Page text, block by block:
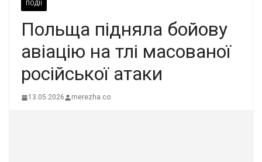
ПОДІЇ
Польща підняла бойову
авіацію на тлі масованої
російської атаки
13.05.2026 merezha.co